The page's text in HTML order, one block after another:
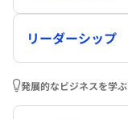
リーダーシップ
発展的なビジネスを学ぶ